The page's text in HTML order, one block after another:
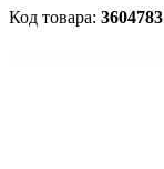
Код товара: 3604783